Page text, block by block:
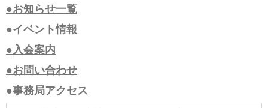
●お知らせ一覧
●イベント情報
●入会案内
●お問い合わせ
●事務局アクセス